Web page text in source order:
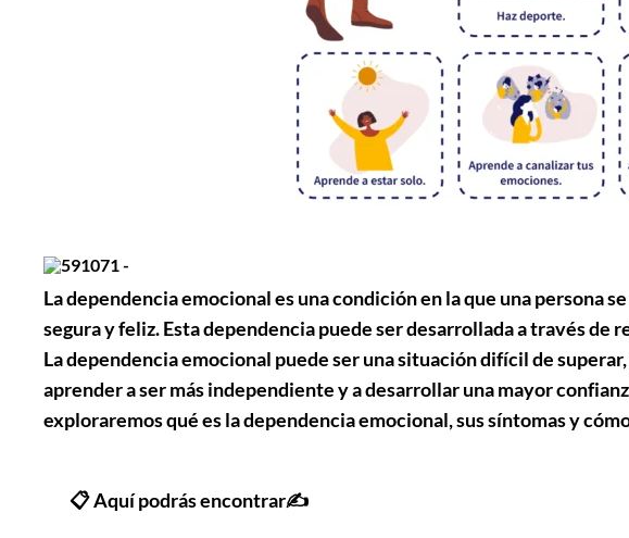
La dependencia emocional es una condición en la que una persona
segura y feliz. Esta dependencia puede ser desarrollada a través de
La dependencia emocional puede ser una situación difícil de
aprender a ser más independiente y a desarrollar una mayor
exploraremos qué es la dependencia emocional, sus síntomas y
📋 Aquí podrás encontrar✍